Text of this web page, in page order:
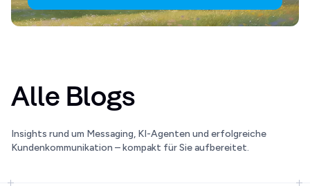
Alle Blogs
Insights rund um Messaging, KI-Agenten und erfolgreiche
Kundenkommunikation – kompakt für Sie aufbereitet.